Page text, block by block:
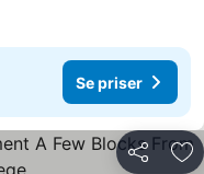
Se priser
Dela